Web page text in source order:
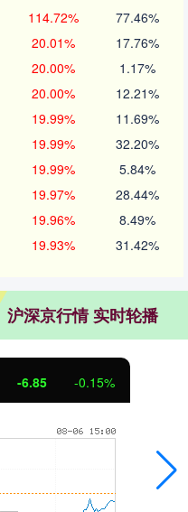
114.72% 77.46%
20.01% 17.76%
20.00% 1.17%
20.00% 12.21%
19.99% 11.69%
19.99% 32.20%
19.99% 5.84%
19.97% 28.44%
19.96% 8.49%
19.93% 31.42%
沪深京行情 实时轮播
-6.85 -0.15%